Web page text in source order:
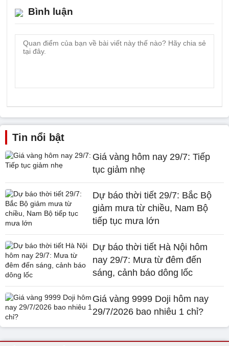
Bình luận
Tin nổi bật
Giá vàng hôm nay 29/7: Tiếp
tục giảm nhẹ
Dự báo thời tiết 29/7: Bắc Bộ
giảm mưa từ chiều, Nam Bộ
tiếp tục mưa lớn
Dự báo thời tiết Hà Nội hôm
nay 29/7: Mưa từ đêm đến
sáng, cảnh báo dông lốc
Giá vàng 9999 Doji hôm nay
29/7/2026 bao nhiêu 1 chỉ?